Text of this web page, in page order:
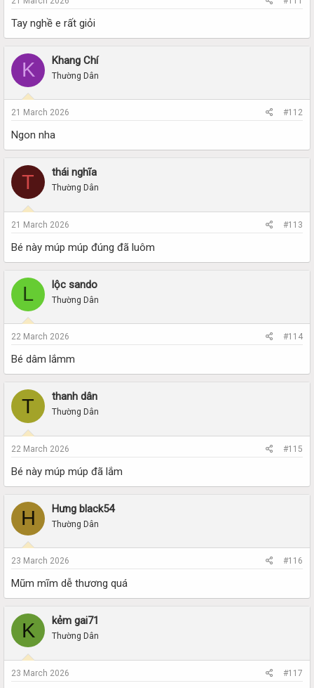
Tay nghề e rất giỏi
K Khang Chí
Thường Dân
21 March 2026 #112
Ngon nha
T thái nghĩa
Thường Dân
21 March 2026 #113
Bé này múp múp đúng đã luôm
L lộc sando
Thường Dân
22 March 2026 #114
Bé dâm lắmm
T thanh dân
Thường Dân
22 March 2026 #115
Bé này múp múp đã lắm
H Hưng black54
Thường Dân
23 March 2026 #116
Mũm mĩm dễ thương quá
K kẻm gai71
Thường Dân
23 March 2026 #117